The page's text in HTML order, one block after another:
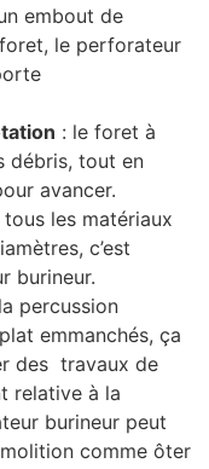
embout de
foret, le perforateur
: le foret à
débris, tout en
avancer.
les matériaux
c’est
burineur.
percussion
emmanchés, ça
des travaux de
relative à la
burineur peut
comme ôter